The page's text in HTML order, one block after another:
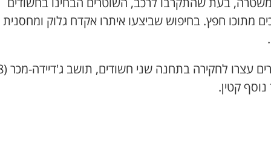
מתוכו חפץ. בחיפוש שביצעו איתרו אקדח גלוק ומחסנית
נוסף קטין.